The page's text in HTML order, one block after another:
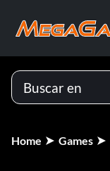
Home Games